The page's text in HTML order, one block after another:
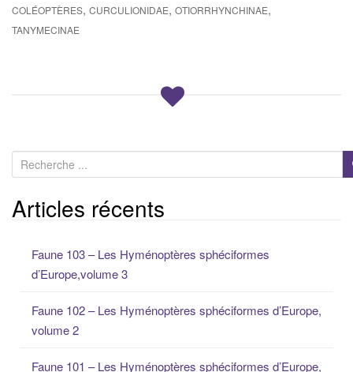
COLÉOPTÈRES, CURCULIONIDAE, OTIORRHYNCHINAE,
TANYMECINAE
e
c
hArticles récents
Faune 103 – Les Hyménoptères sphéciformes
d’Europe,volume 3
Faune 102 – Les Hyménoptères sphéciformes d’Europe,
volume 2
Faune 101 – Les Hyménoptères sphéciformes d’Europe,